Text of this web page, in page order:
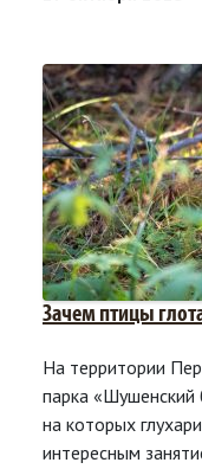
Зачем птицы
На территории
парка
на которых
интересным